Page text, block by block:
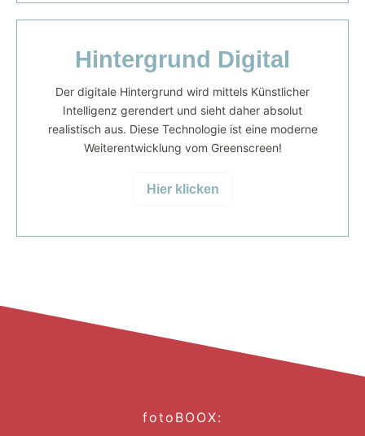
Hintergrund Digital
Der digitale Hintergrund wird mittels Künstlicher
Intelligenz gerendert und sieht daher absolut
realistisch aus. Diese Technologie ist eine moderne
Weiterentwicklung vom Greenscreen!
Hier klicken
fotoBOOX: